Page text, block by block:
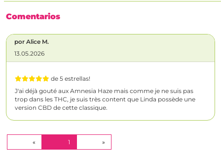
Comentarios
por Alice M.
13.05.2026
de 5 estrellas!
J'ai déjà gouté aux Amnesia Haze mais comme je ne suis pas
trop dans les THC, je suis très content que Linda possède une
version CBD de cette classique.
« 1 (CURRENT)»